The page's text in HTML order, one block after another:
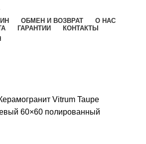
ОБМЕН И ВОЗВРАТ
О НАС
ГАРАНТИИ КОНТАКТЫ
Vitrum Taupe
60×60 полированный